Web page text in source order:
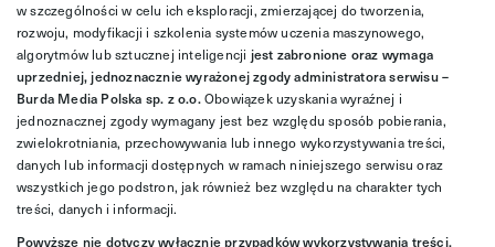
w szczególności w celu ich eksploracji, zmierzającej do tworzenia,
rozwoju, modyfikacji i szkolenia systemów uczenia maszynowego,
algorytmów lub sztucznej inteligencji jest zabronione oraz wymaga
uprzedniej, jednoznacznie wyrażonej zgody administratora serwisu –
Burda Media Polska sp. z o.o.Obowiązek uzyskania wyraźnej i
jednoznacznej zgody wymagany jest bez względu sposób pobierania,
zwielokrotniania, przechowywania lub innego wykorzystywania treści,
danych lub informacji dostępnych w ramach niniejszego serwisu oraz
wszystkich jego podstron, jak również bez względu na charakter tych
treści, danych i informacji.
Powyższe nie dotyczy wyłącznie przypadków wykorzystywania treści,